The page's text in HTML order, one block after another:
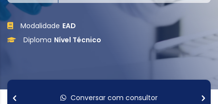
Modalidade EAD
Diploma Nível Técnico
Conversar com consultor